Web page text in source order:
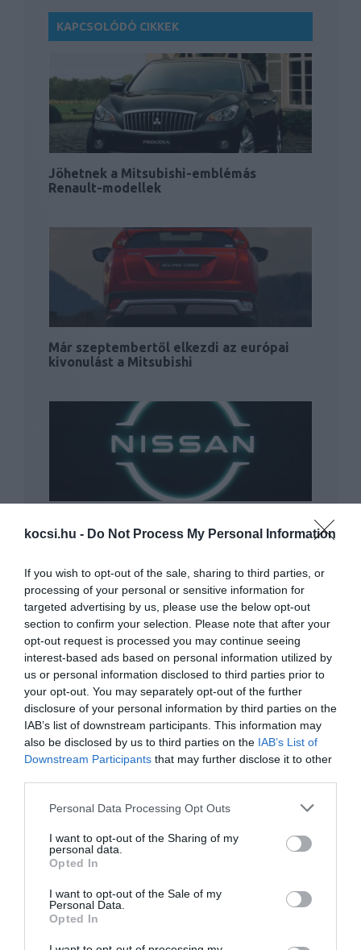
kocsi.hu - Do Not Process My Personal Information
If you wish to opt-out of the sale, sharing to third parties, or
processing of your personal or sensitive information for
targeted advertising by us, please use the below opt-out
section to confirm your selection. Please note that after your
opt-out request is processed you may continue seeing
interest-based ads based on personal information utilized by
us or personal information disclosed to third parties prior to
your opt-out. You may separately opt-out of the further
disclosure of your personal information by third parties on the
IAB’s list of downstream participants. This information may
also be disclosed by us to third parties on the IAB’s List of
Downstream Participants that may further disclose it to other
Please note that this website/app uses one or more Google
not limited to your visit or usage behaviour. You may click to
grant or deny consent to Google and its third-party tags to
use your data for below specified purposes in below Google
consent section.
Personal Data Processing Opt Outs
I want to opt-out of the Sharing of my
personal data.
Opted In
I want to opt-out of the Sale of my
Personal Data.
Opted In
KAPCSOLÓDÓ CIKKEK
Jöhetnek a Mitsubishi-emblémás
Renault-modellek
Már szeptembertől elkezdi az európai
kivonulást a Mitsubishi
Leállítja a Mitsubishi a kis elektromos i-
MiEV gyártását
Hamarosan jön a Mitsubishi Qashqai-
verője